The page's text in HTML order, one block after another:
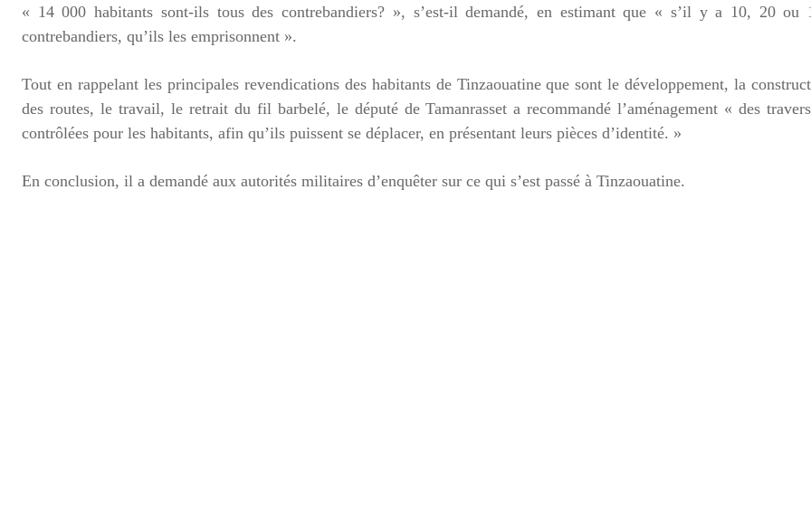
« 14 000 habitants sont-ils tous des contrebandiers? », s’est-il demandé, en estimant que « s’il y a 10, 20 ou
contrebandiers, qu’ils les emprisonnent ».
Tout en rappelant les principales revendications des habitants de Tinzaouatine que sont le développement, la
des routes, le travail, le retrait du fil barbelé, le député de Tamanrasset a recommandé l’aménagement « des
contrôlées pour les habitants, afin qu’ils puissent se déplacer, en présentant leurs pièces d’identité. »
En conclusion, il a demandé aux autorités militaires d’enquêter sur ce qui s’est passé à Tinzaouatine.